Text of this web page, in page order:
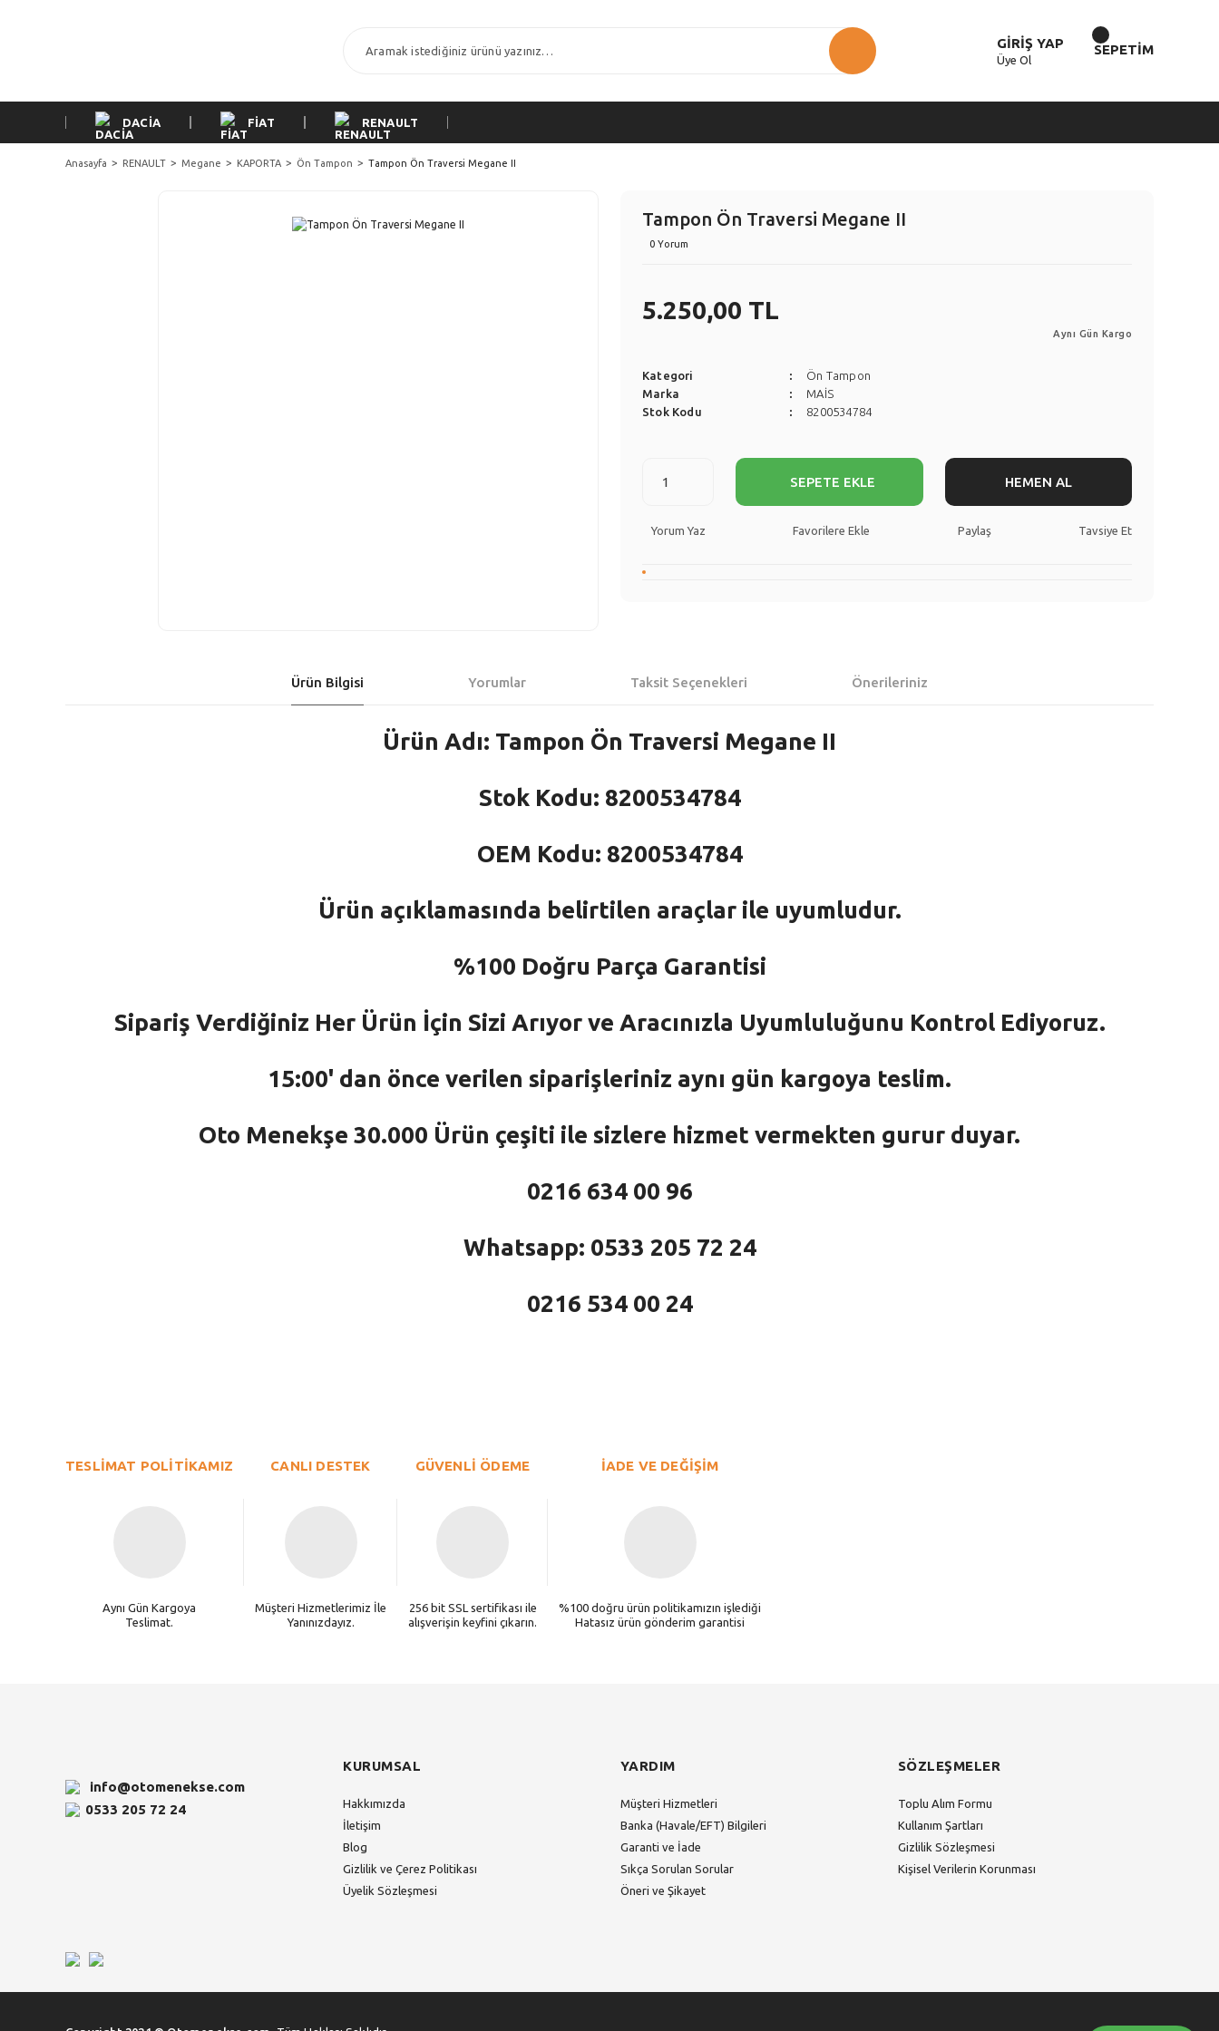
GİRİŞ YAP
Üye Ol
SEPETİM
DACİA FİAT RENAULT
Anasayfa RENAULT Megane KAPORTA Ön Tampon Tampon Ön Traversi Megane II
Tampon Ön Traversi Megane II
0 Yorum
5.250,00 TL
Aynı Gün Kargo
Kategori
Ön Tampon
Marka
MAİS
Stok Kodu
8200534784
SEPETE EKLE HEMEN AL
Yorum Yaz Paylaş Tavsiye Et
Ürün Bilgisi Yorumlar Taksit Seçenekleri Önerileriniz
Ürün Adı: Tampon Ön Traversi Megane II
Stok Kodu: 8200534784
OEM Kodu: 8200534784
Ürün açıklamasında belirtilen araçlar ile uyumludur.
%100 Doğru Parça Garantisi
Sipariş Verdiğiniz Her Ürün İçin Sizi Arıyor ve Aracınızla Uyumluluğunu Kontrol Ediyoruz.
15:00' dan önce verilen siparişleriniz aynı gün kargoya teslim.
Oto Menekşe 30.000 Ürün çeşiti ile sizlere hizmet vermekten gurur duyar.
0216 634 00 96
Whatsapp: 0533 205 72 24
0216 534 00 24
Ürün açıklamasında eksik bilgiler bulunuyor.
TESLİMAT POLİTİKAMIZ
Aynı Gün Kargoya
Teslimat.
CANLI DESTEK
Müşteri Hizmetlerimiz İle
Yanınızdayız.
GÜVENLİ ÖDEME
256 bit SSL sertifikası ile
alışverişin keyfini çıkarın.
İADE VE DEĞİŞİM
%100 doğru ürün politikamızın işlediği
Hatasız ürün gönderim garantisi
info@otomenekse.com
0533 205 72 24
KURUMSAL
Hakkımızda
İletişim
Blog
Gizlilik ve Çerez Politikası
Üyelik Sözleşmesi
YARDIM
Müşteri Hizmetleri
Banka (Havale/EFT) Bilgileri
Garanti ve İade
Sıkça Sorulan Sorular
Öneri ve Şikayet
SÖZLEŞMELER
Toplu Alım Formu
Kullanım Şartları
Gizlilik Sözleşmesi
Kişisel Verilerin Korunması